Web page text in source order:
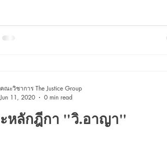
ะหลักฎีกา "วิ.อาญา"
คณะวิชาการ The Justice Group
Jun 11, 2020
0 min read